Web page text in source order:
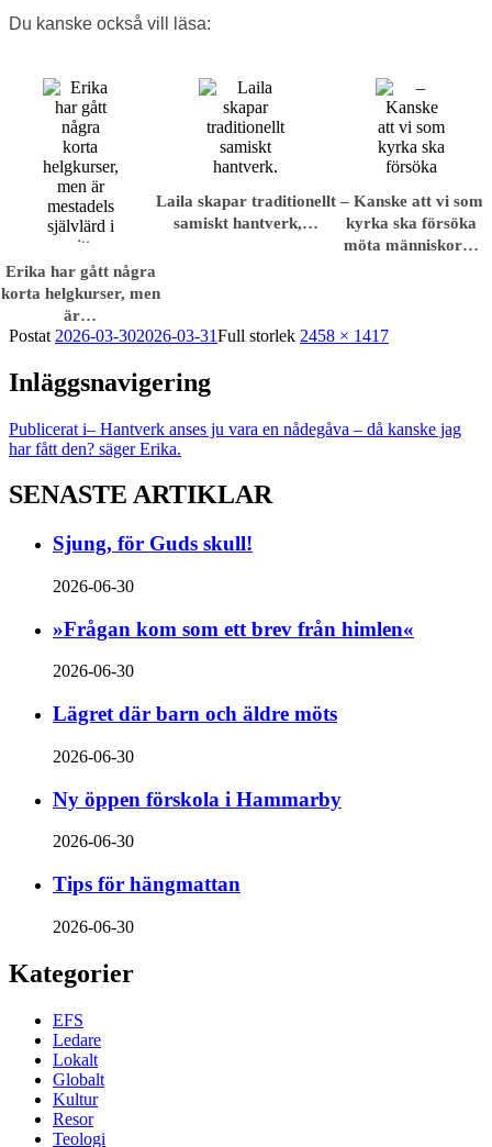
Du kanske också vill läsa:
Erika har gått några
korta helgkurser, men
är…
Laila skapar traditionellt
samiskt hantverk,…
– Kanske att vi som
kyrka ska försöka
möta människor…
Postat 2026-03-302026-03-31Full storlek 2458 × 1417
Inläggsnavigering
Publicerat i– Hantverk anses ju vara en nådegåva – då kanske jag
har fått den? säger Erika.
SENASTE ARTIKLAR
Sjung, för Guds skull!
2026-06-30
»Frågan kom som ett brev från himlen«
2026-06-30
Lägret där barn och äldre möts
2026-06-30
Ny öppen förskola i Hammarby
2026-06-30
Tips för hängmattan
2026-06-30
Kategorier
EFS
Ledare
Lokalt
Globalt
Kultur
Resor
Teologi